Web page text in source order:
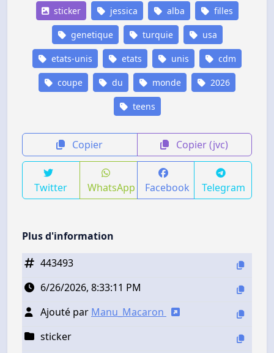
sticker jessica alba filles
genetique turquie usa
etats-unis etats unis cdm
coupe du monde 2026
teens
Copier Copier (jvc)
Twitter WhatsApp Facebook Telegram
Plus d'information
443493
6/26/2026, 8:33:11 PM
Ajouté par Manu_Macaron
sticker